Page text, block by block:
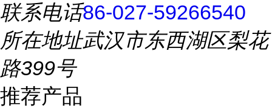
联系电话86-027-59266540
所在地址武汉市东西湖区梨花
路399号
推荐产品